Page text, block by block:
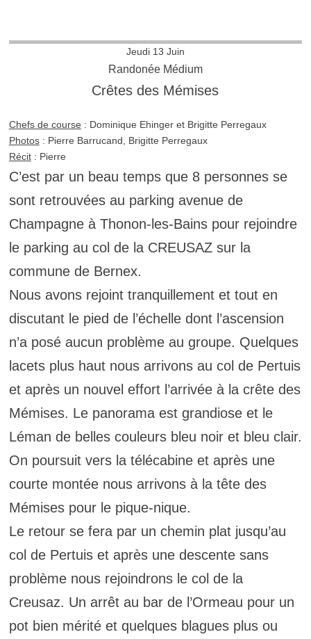
Jeudi 13 Juin
Randonée Médium
Crêtes des Mémises
Chefs de course : Dominique Ehinger et Brigitte Perregaux
Photos: Pierre Barrucand, Brigitte Perregaux
Récit: Pierre
C’est par un beau temps que 8 personnes se
sont retrouvées au parking avenue de
Champagne à Thonon-les-Bains pour rejoindre
le parking au col de la CREUSAZ sur la
commune de Bernex.
Nous avons rejoint tranquillement et tout en
discutant le pied de l’échelle dont l’ascension
n’a posé aucun problème au groupe. Quelques
lacets plus haut nous arrivons au col de Pertuis
et après un nouvel effort l’arrivée à la crête des
Mémises. Le panorama est grandiose et le
Léman de belles couleurs bleu noir et bleu clair.
On poursuit vers la télécabine et après une
courte montée nous arrivons à la tête des
Mémises pour le pique-nique.
Le retour se fera par un chemin plat jusqu’au
col de Pertuis et après une descente sans
problème nous rejoindrons le col de la
Creusaz. Un arrêt au bar de l’Ormeau pour un
pot bien mérité et quelques blagues plus ou